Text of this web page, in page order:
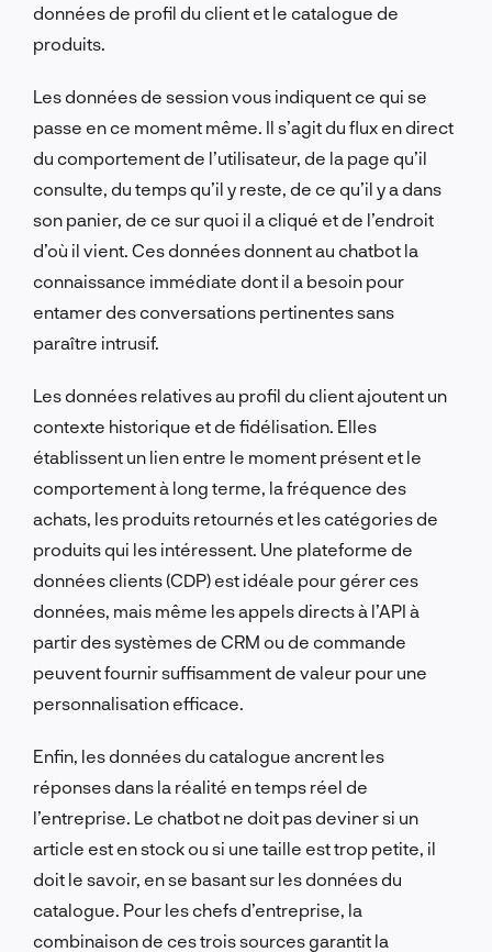
données de profil du client et le catalogue de
produits.
Les données de session vous indiquent ce qui se
passe en ce moment même. Il s’agit du flux en direct
du comportement de l’utilisateur, de la page qu’il
consulte, du temps qu’il y reste, de ce qu’il y a dans
son panier, de ce sur quoi il a cliqué et de l’endroit
d’où il vient. Ces données donnent au chatbot la
connaissance immédiate dont il a besoin pour
entamer des conversations pertinentes sans
paraître intrusif.
Les données relatives au profil du client ajoutent un
contexte historique et de fidélisation. Elles
établissent un lien entre le moment présent et le
comportement à long terme, la fréquence des
achats, les produits retournés et les catégories de
produits qui les intéressent. Une plateforme de
données clients (CDP) est idéale pour gérer ces
données, mais même les appels directs à l’API à
partir des systèmes de CRM ou de commande
peuvent fournir suffisamment de valeur pour une
personnalisation efficace.
Enfin, les données du catalogue ancrent les
réponses dans la réalité en temps réel de
l’entreprise. Le chatbot ne doit pas deviner si un
article est en stock ou si une taille est trop petite, il
doit le savoir, en se basant sur les données du
catalogue. Pour les chefs d’entreprise, la
combinaison de ces trois sources garantit la